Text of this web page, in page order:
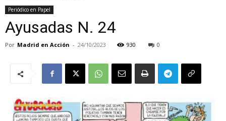
Periódico en Papel
Ayusadas N. 24
Por Madrid en Acción - 24/10/2023 930 0